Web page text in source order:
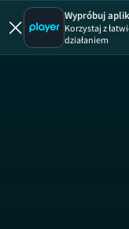
Wypróbuj
Korzystaj z
działaniem